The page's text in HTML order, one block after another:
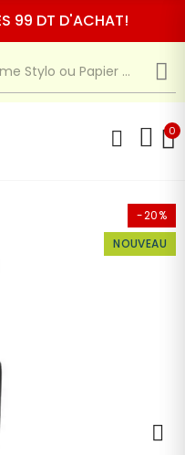
99 DT D'ACHAT!
0
-20%
NOUVEAU